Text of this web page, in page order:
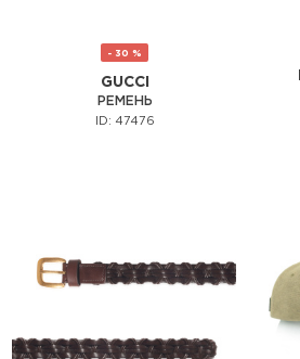
- 30 %
GUCCI
РЕМЕНЬ
ID: 47476